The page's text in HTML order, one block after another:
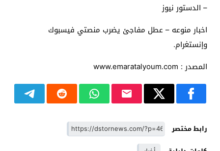
– الدستور نيوز
اخبار منوعه – عطل مفاجئ يضرب منصتي فيسبوك
وإنستغرام.
المصدر : www.emaratalyoum.com
رابط مختصر